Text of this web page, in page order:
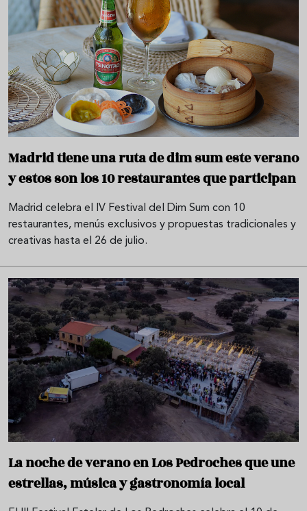
Madrid tiene una ruta de dim sum este verano
y estos son los 10 restaurantes que participan
Madrid celebra el IV Festival del Dim Sum con 10
restaurantes, menús exclusivos y propuestas tradicionales y
creativas hasta el 26 de julio.
La noche de verano en Los Pedroches que une
estrellas, música y gastronomía local